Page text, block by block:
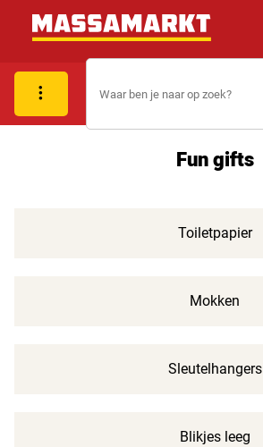
Fun gifts
Toiletpapier
Mokken
Sleutelhangers
Blikjes leeg